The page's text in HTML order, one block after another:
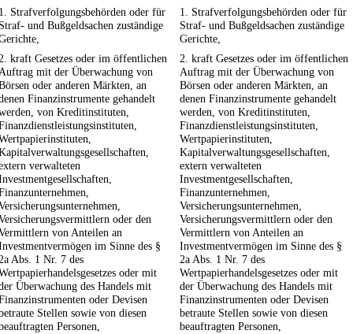
Strafverfolgungsbehörden oder für
und Bußgeldsachen zuständige
1. Strafverfolgungsbehörden oder für
Straf- und Bußgeldsachen zuständige
Gerichte,
kraft Gesetzes oder im öffentlichen
mit der Überwachung von
oder anderen Märkten, an
Finanzinstrumente gehandelt
von Kreditinstituten,
verwalteten
oder den
von Anteilen an
im Sinne des §
Abs. 1 Nr. 7 des
oder mit
Überwachung des Handels mit
oder Devisen
Stellen sowie von diesen
Personen,
2. kraft Gesetzes oder im öffentlichen
Auftrag mit der Überwachung von
Börsen oder anderen Märkten, an
denen Finanzinstrumente gehandelt
werden, von Kreditinstituten,
Finanzdienstleistungsinstituten,
Wertpapierinstituten,
Kapitalverwaltungsgesellschaften,
extern verwalteten
Investmentgesellschaften,
Finanzunternehmen,
Versicherungsunternehmen,
Versicherungsvermittlern oder den
Vermittlern von Anteilen an
Investmentvermögen im Sinne des §
2a Abs. 1 Nr. 7 des
Wertpapierhandelsgesetzes oder mit
der Überwachung des Handels mit
Finanzinstrumenten oder Devisen
betraute Stellen sowie von diesen
beauftragten Personen,